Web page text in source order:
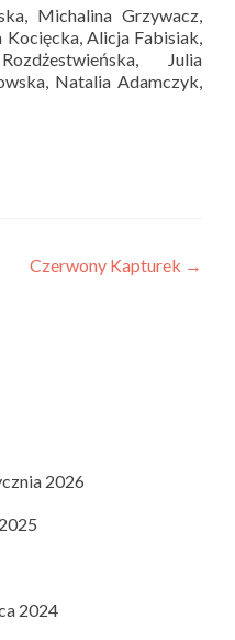
Michalina Grzywacz,
Alicja Fabisiak,
Julia
Natalia Adamczyk,
Czerwony Kapturek →
2026
2024